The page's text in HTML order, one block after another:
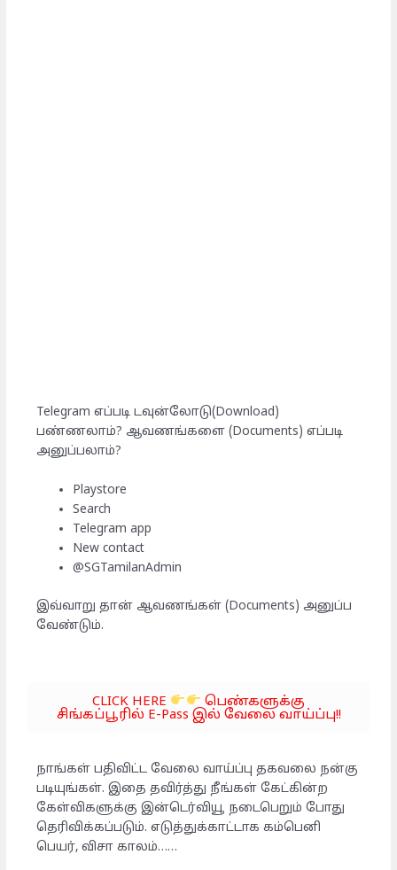
Telegram எப்படி டவுன்லோடு(Download)
பண்ணலாம்? ஆவணங்களை (Documents) எப்படி
அனுப்பலாம்?
Playstore
Search
Telegram app
New contact
@SGTamilanAdmin
இவ்வாறு தான் ஆவணங்கள் (Documents) அனுப்ப
வேண்டும்.
CLICK HERE பெண்களுக்கு
சிங்கப்பூரில் E-Pass இல் வேலை வாய்ப்பு!!
நாங்கள் பதிவிட்ட வேலை வாய்ப்பு தகவலை நன்கு
படியுங்கள். இதை தவிர்த்து நீங்கள் கேட்கின்ற
கேள்விகளுக்கு இன்டெர்வியூ நடைபெறும் போது
தெரிவிக்கப்படும். எடுத்துக்காட்டாக கம்பெனி
பெயர், விசா காலம்……